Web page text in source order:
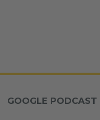
GOOGLE PODCAST